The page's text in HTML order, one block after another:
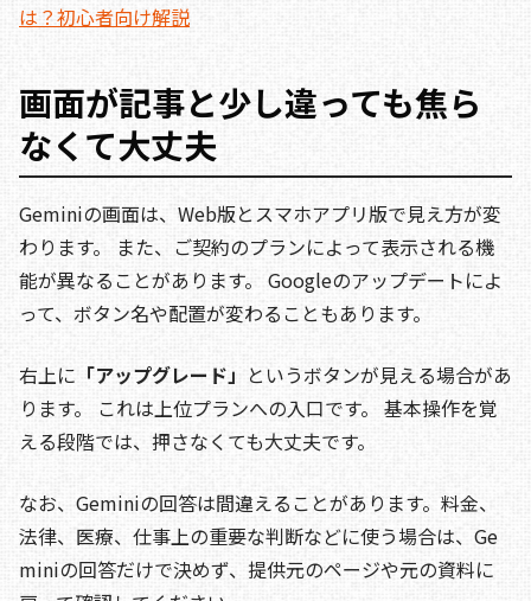
は？初心者向け解説
画面が記事と少し違っても焦ら
なくて大丈夫
Geminiの画面は、Web版とスマホアプリ版で見え方が変
わります。 また、ご契約のプランによって表示される機
能が異なることがあります。 Googleのアップデートによ
って、ボタン名や配置が変わることもあります。
右上に 「アップグレード」 というボタンが見える場合があ
ります。 これは上位プランへの入口です。 基本操作を覚
える段階では、押さなくても大丈夫です。
なお、Geminiの回答は間違えることがあります。料金、
法律、医療、仕事上の重要な判断などに使う場合は、Ge
miniの回答だけで決めず、提供元のページや元の資料に